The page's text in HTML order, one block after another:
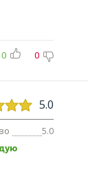
0 0
5.0
5.0